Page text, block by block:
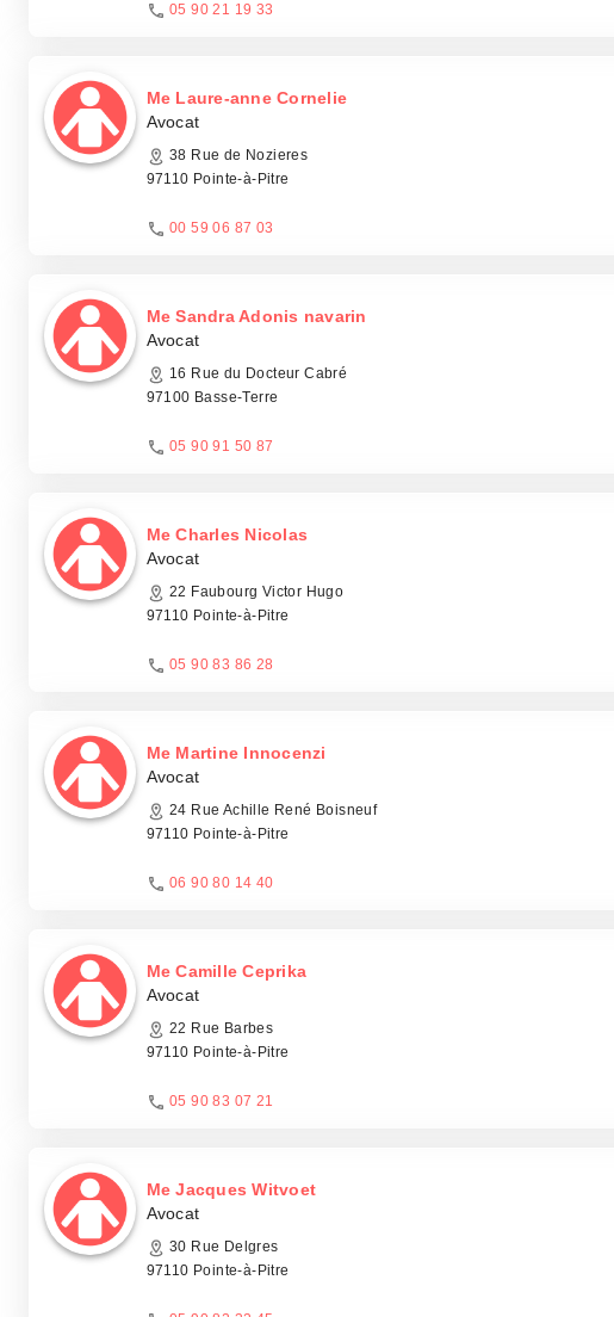
05 90 21 19 33
Me Laure-anne Cornelie
Avocat
38 Rue de Nozieres
97110 Pointe-à-Pitre
00 59 06 87 03
Me Sandra Adonis navarin
Avocat
16 Rue du Docteur Cabré
97100 Basse-Terre
05 90 91 50 87
Me Charles Nicolas
Avocat
22 Faubourg Victor Hugo
97110 Pointe-à-Pitre
05 90 83 86 28
Me Martine Innocenzi
Avocat
24 Rue Achille René Boisneuf
97110 Pointe-à-Pitre
06 90 80 14 40
Me Camille Ceprika
Avocat
22 Rue Barbes
97110 Pointe-à-Pitre
05 90 83 07 21
Me Jacques Witvoet
Avocat
30 Rue Delgres
97110 Pointe-à-Pitre